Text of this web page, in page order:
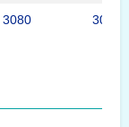
3080 3095